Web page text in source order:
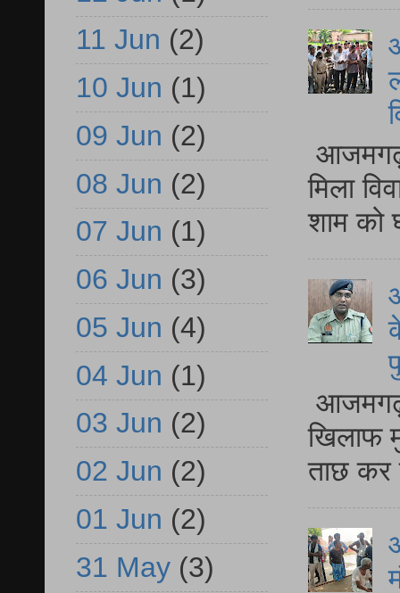
आजमगढ़
मिला
शाम को
आजमगढ़
खिलाफ
ताछ कर
11 Jun (2)
10 Jun (1)
09 Jun (2)
08 Jun (2)
07 Jun (1)
06 Jun (3)
05 Jun (4)
04 Jun (1)
03 Jun (2)
02 Jun (2)
01 Jun (2)
31 May (3)